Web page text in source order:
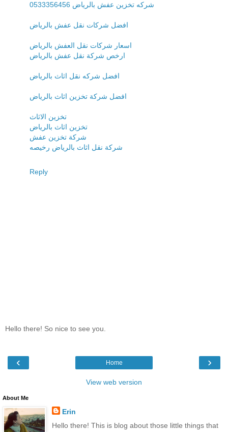
شركه تخزين عفش بالرياض 0533356456
افضل شركات نقل عفش بالرياض
اسعار شركات نقل العفش بالرياض
ارخص شركة نقل عفش بالرياض
افضل شركه نقل اثاث بالرياض
افضل شركة تخزين اثاث بالرياض
تخزين الاثاث
تخزين اثاث بالرياض
شركة تخزين عفش
شركة نقل اثاث بالرياض رخيصه
Reply
Hello there! So nice to see you.
‹ ›
Home
View web version
About Me
Erin
Hello there! This is blog about those little things that